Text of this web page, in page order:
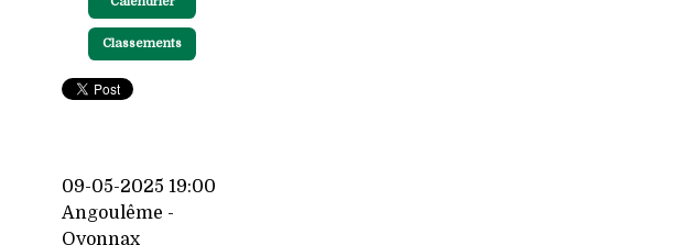
Classements
09-05-2025 19:00
Angoulême -
Oyonnax